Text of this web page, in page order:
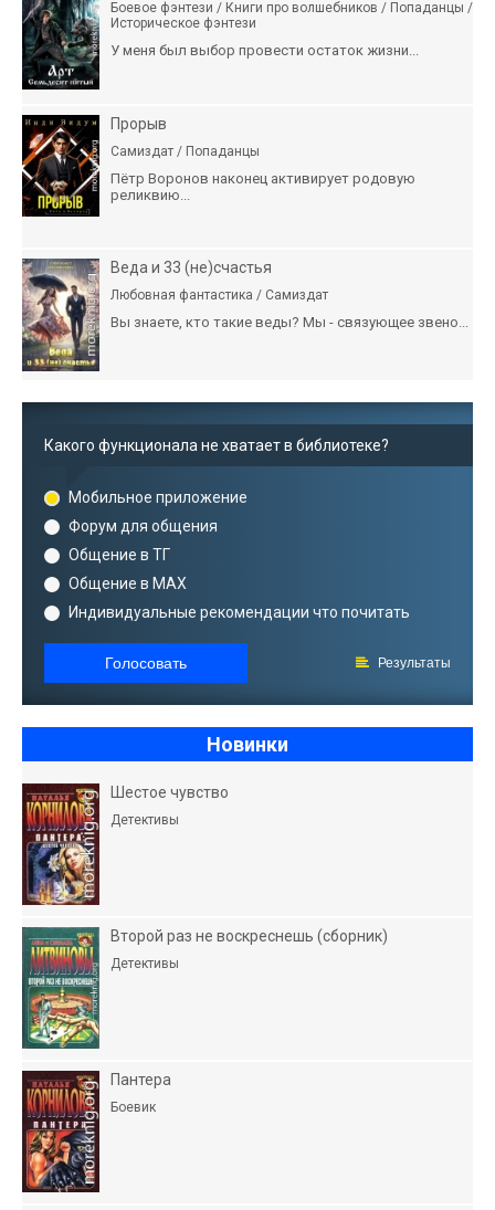
Боевое фэнтези / Книги про волшебников / Попаданцы /
Историческое фэнтези
У меня был выбор провести остаток жизни...
Прорыв
Самиздат / Попаданцы
Пётр Воронов наконец активирует родовую
реликвию...
Веда и 33 (не)счастья
Любовная фантастика / Самиздат
Вы знаете, кто такие веды? Мы - связующее звено...
Какого функционала не хватает в библиотеке?
Мобильное приложение
Форум для общения
Общение в ТГ
Общение в MAX
Индивидуальные рекомендации что почитать
Голосовать Результаты
Новинки
Шестое чувство
Детективы
Второй раз не воскреснешь (сборник)
Детективы
Пантера
Боевик